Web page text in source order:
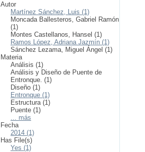
Autor
Martínez Sánchez, Luis (1)
Moncada Ballesteros, Gabriel Ramón
(1)
Montes Castellanos, Hansel (1)
Ramos López, Adriana Jazmín (1)
Sánchez Lezama, Miguel Ángel (1)
Materia
Análisis (1)
Análisis y Diseño de Puente de
Entronque. (1)
Diseño (1)
Entronque (1)
Estructura (1)
Puente (1)
... más
Fecha
2014 (1)
Has File(s)
Yes (1)